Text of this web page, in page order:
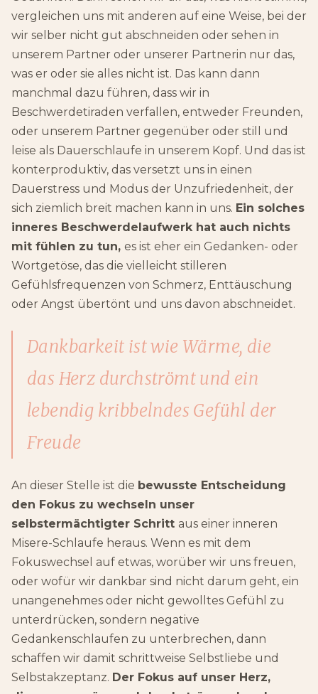
vergleichen uns mit anderen auf eine Weise, bei der
wir selber nicht gut abschneiden oder sehen in
unserem Partner oder unserer Partnerin nur das,
was er oder sie alles nicht ist. Das kann dann
manchmal dazu führen, dass wir in
Beschwerdetiraden verfallen, entweder Freunden,
oder unserem Partner gegenüber oder still und
leise als Dauerschlaufe in unserem Kopf. Und das ist
konterproduktiv, das versetzt uns in einen
Dauerstress und Modus der Unzufriedenheit, der
sich ziemlich breit machen kann in uns. Ein solches
inneres Beschwerdelaufwerk hat auch nichts
mit fühlen zu tun, es ist eher ein Gedanken- oder
Wortgetöse, das die vielleicht stilleren
Gefühlsfrequenzen von Schmerz, Enttäuschung
oder Angst übertönt und uns davon abschneidet.
Dankbarkeit ist wie Wärme, die
das Herz durchströmt und ein
lebendig kribbelndes Gefühl der
Freude
An dieser Stelle ist die bewusste Entscheidung
den Fokus zu wechseln unser
selbstermächtigter Schritt aus einer inneren
Misere-Schlaufe heraus. Wenn es mit dem
Fokuswechsel auf etwas, worüber wir uns freuen,
oder wofür wir dankbar sind nicht darum geht, ein
unangenehmes oder nicht gewolltes Gefühl zu
unterdrücken, sondern negative
Gedankenschlaufen zu unterbrechen, dann
schaffen wir damit schrittweise Selbstliebe und
Selbstakzeptanz. Der Fokus auf unser Herz,